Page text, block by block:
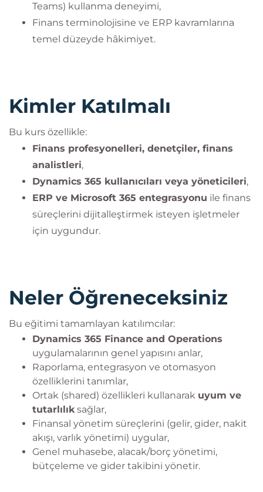
Teams) kullanma deneyimi,
Finans terminolojisine ve ERP kavramlarına
temel düzeyde hâkimiyet.
Kimler Katılmalı
Bu kurs özellikle:
Finans profesyonelleri, denetçiler, finans
analistleri,
Dynamics 365 kullanıcıları veya yöneticileri,
ERP ve Microsoft 365 entegrasyonu ile finans
süreçlerini dijitalleştirmek isteyen işletmeler
için uygundur.
Neler Öğreneceksiniz
Bu eğitimi tamamlayan katılımcılar:
Dynamics 365 Finance and Operations
uygulamalarının genel yapısını anlar,
Raporlama, entegrasyon ve otomasyon
özelliklerini tanımlar,
Ortak (shared) özellikleri kullanarak uyum ve
tutarlılıksağlar,
Finansal yönetim süreçlerini (gelir, gider, nakit
akışı, varlık yönetimi) uygular,
Genel muhasebe, alacak/borç yönetimi,
bütçeleme ve gider takibini yönetir.